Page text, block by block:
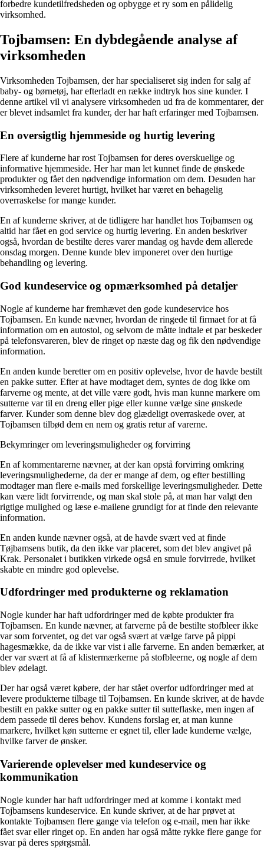
forbedre kundetilfredsheden og opbygge et ry som en pålidelig
virksomhed.
Tojbamsen: En dybdegående analyse af
virksomheden
Virksomheden Tojbamsen, der har specialiseret sig inden for salg af
baby- og børnetøj, har efterladt en række indtryk hos sine kunder. I
denne artikel vil vi analysere virksomheden ud fra de kommentarer, der
er blevet indsamlet fra kunder, der har haft erfaringer med Tojbamsen.
En oversigtlig hjemmeside og hurtig levering
Flere af kunderne har rost Tojbamsen for deres overskuelige og
informative hjemmeside. Her har man let kunnet finde de ønskede
produkter og fået den nødvendige information om dem. Desuden har
virksomheden leveret hurtigt, hvilket har været en behagelig
overraskelse for mange kunder.
En af kunderne skriver, at de tidligere har handlet hos Tojbamsen og
altid har fået en god service og hurtig levering. En anden beskriver
også, hvordan de bestilte deres varer mandag og havde dem allerede
onsdag morgen. Denne kunde blev imponeret over den hurtige
behandling og levering.
God kundeservice og opmærksomhed på detaljer
Nogle af kunderne har fremhævet den gode kundeservice hos
Tojbamsen. En kunde nævner, hvordan de ringede til firmaet for at få
information om en autostol, og selvom de måtte indtale et par beskeder
på telefonsvareren, blev de ringet op næste dag og fik den nødvendige
information.
En anden kunde beretter om en positiv oplevelse, hvor de havde bestilt
en pakke sutter. Efter at have modtaget dem, syntes de dog ikke om
farverne og mente, at det ville være godt, hvis man kunne markere om
sutterne var til en dreng eller pige eller kunne vælge sine ønskede
farver. Kunder som denne blev dog glædeligt overraskede over, at
Tojbamsen tilbød dem en nem og gratis retur af varerne.
Bekymringer om leveringsmuligheder og forvirring
En af kommentarerne nævner, at der kan opstå forvirring omkring
leveringsmulighederne, da der er mange af dem, og efter bestilling
modtager man flere e-mails med forskellige leveringsmuligheder. Dette
kan være lidt forvirrende, og man skal stole på, at man har valgt den
rigtige mulighed og læse e-mailene grundigt for at finde den relevante
information.
En anden kunde nævner også, at de havde svært ved at finde
Tøjbamsens butik, da den ikke var placeret, som det blev angivet på
Krak. Personalet i butikken virkede også en smule forvirrede, hvilket
skabte en mindre god oplevelse.
Udfordringer med produkterne og reklamation
Nogle kunder har haft udfordringer med de købte produkter fra
Tojbamsen. En kunde nævner, at farverne på de bestilte stofbleer ikke
var som forventet, og det var også svært at vælge farve på pippi
hagesmække, da de ikke var vist i alle farverne. En anden bemærker, at
der var svært at få af klistermærkerne på stofbleerne, og nogle af dem
blev ødelagt.
Der har også været købere, der har stået overfor udfordringer med at
levere produkterne tilbage til Tojbamsen. En kunde skriver, at de havde
bestilt en pakke sutter og en pakke sutter til sutteflaske, men ingen af
dem passede til deres behov. Kundens forslag er, at man kunne
markere, hvilket køn sutterne er egnet til, eller lade kunderne vælge,
hvilke farver de ønsker.
Varierende oplevelser med kundeservice og
kommunikation
Nogle kunder har haft udfordringer med at komme i kontakt med
Tojbamsens kundeservice. En kunde skriver, at de har prøvet at
kontakte Tojbamsen flere gange via telefon og e-mail, men har ikke
fået svar eller ringet op. En anden har også måtte rykke flere gange for
svar på deres spørgsmål.